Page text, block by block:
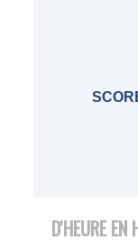
D'HEURE EN